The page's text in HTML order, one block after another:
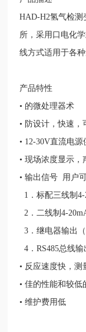
HAD-H2氢气检测
所，采用口电化
线方式适用于各种
产品特性
• 的微处理器术
• 防设计，快速，
• 12-30V直流电源
• 现场浓度显示，
• 输出信号 用户
1 ．标配三线制
2 ．二线制4-
3 ．继电器输出（
4 ．RS485总线输
• 反应速度快，测
• 佳的性能和较低
• 维护费用低